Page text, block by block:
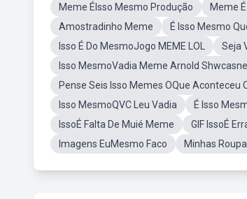
Meme ÉIsso Mesmo Produção
Meme
Amostradinho Meme
É Isso Mesmo
Isso É Do MesmoJogo MEME LOL
Seja
Isso MesmoVadia Meme Arnold
Pense Seis Isso Memes OQue Aconteceu
Isso MesmoQVC Leu Vadia
É Isso
IssoÉ Falta De Muié Meme
GIF IssoÉ
Imagens EuMesmo Faco
Minhas